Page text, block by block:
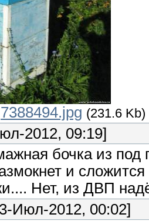
7388494.jpg (231.6 Kb)
2012, 09:19]
бочка из
и
Нет, из ДВП
Июл-2012, 00:02]